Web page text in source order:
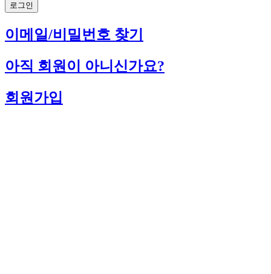
로그인
이메일/비밀번호 찾기
아직 회원이 아니신가요?
회원가입